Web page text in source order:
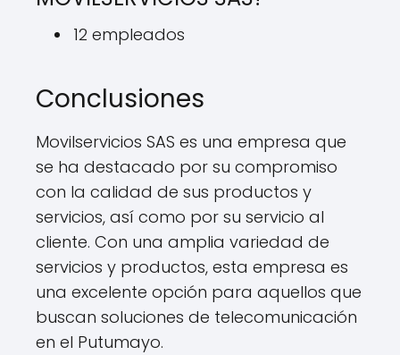
12 empleados
Conclusiones
Movilservicios SAS es una empresa que
se ha destacado por su compromiso
con la calidad de sus productos y
servicios, así como por su servicio al
cliente. Con una amplia variedad de
servicios y productos, esta empresa es
una excelente opción para aquellos que
buscan soluciones de telecomunicación
en el Putumayo.